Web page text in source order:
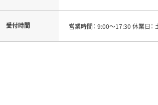
受付時間 営業時間： 9:00～17:30 休業日：